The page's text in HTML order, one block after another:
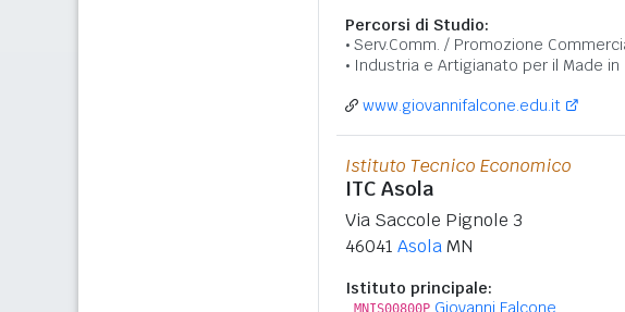
Percorsi di Studio:
Serv.Comm. / Promozione
Industria e Artigianato per il Made in
www.giovannifalcone.edu.it
Istituto Tecnico Economico
ITC Asola
Via Saccole Pignole 3
46041 AsolaMN
Istituto principale:
MNIS00800P Giovanni Falcone